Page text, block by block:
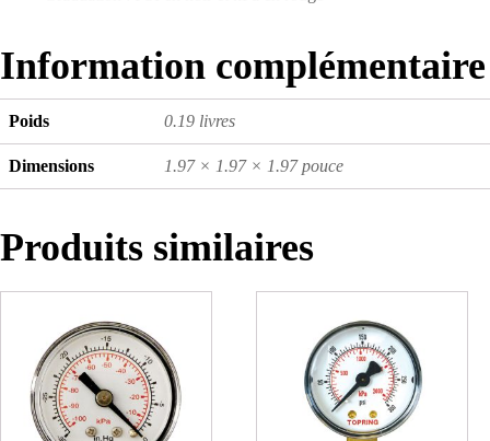
Information complémentaire
Poids 0.19 livres
Dimensions 1.97 × 1.97 × 1.97 pouce
Produits similaires